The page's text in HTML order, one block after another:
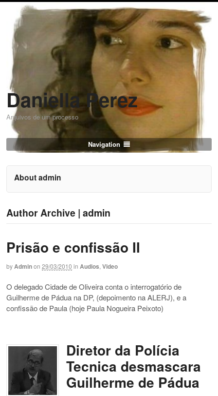
Daniella Perez
Arquivos de um processo
Navigation
About admin
Author Archive | admin
Prisão e confissão II
byAdminon 29/03/2010 in Audios, Video
O delegado Cidade de Oliveira conta o interrogatório de
Guilherme de Pádua na DP, (depoimento na ALERJ), e a
confissão de Paula (hoje Paula Nogueira Peixoto)
Diretor da Polícia
Tecnica desmascara
Guilherme de Pádua